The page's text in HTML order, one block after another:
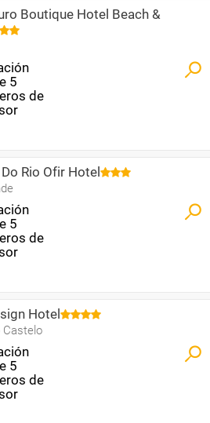
Boutique Hotel Beach &
Rio Ofir Hotel
Hotel
Castelo